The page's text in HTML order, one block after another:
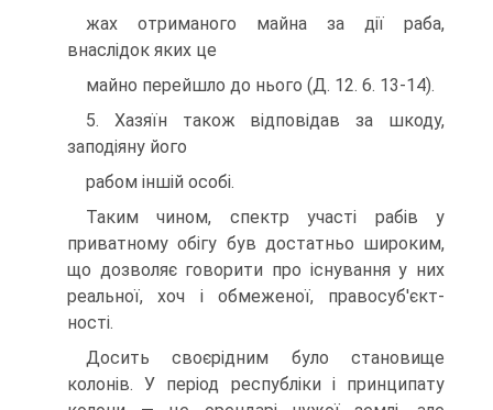
жах отриманого майна за дії раба,
внаслідок яких це
майно перейшло до нього (Д. 12. 6. 13-14).
5. Хазяїн також відповідав за шкоду,
заподіяну його
рабом іншій особі.
Таким чином, спектр участі рабів у
приватному обігу був достатньо широким,
що дозволяє говорити про існування у них
реальної, хоч і обмеженої, правосуб'єкт-
ності.
Досить своєрідним було становище
колонів. У період республіки і принципату